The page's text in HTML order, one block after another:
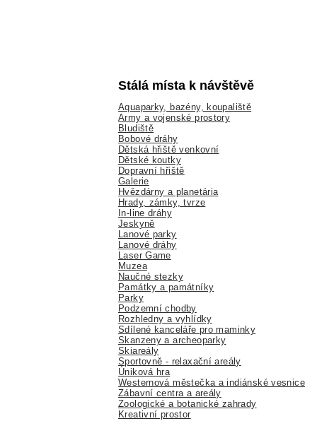
Stálá místa k návštěvě
Aquaparky, bazény, koupaliště
Army a vojenské prostory
Bludiště
Bobové dráhy
Dětská hřiště venkovní
Dětské koutky
Dopravní hřiště
Galerie
Hvězdárny a planetária
Hrady, zámky, tvrze
In-line dráhy
Jeskyně
Lanové parky
Lanové dráhy
Laser Game
Muzea
Naučné stezky
Památky a památníky
Parky
Podzemní chodby
Rozhledny a vyhlídky
Sdílené kanceláře pro maminky
Skanzeny a archeoparky
Skiareály
Sportovně - relaxační areály
Úniková hra
Westernová městečka a indiánské vesnice
Zábavní centra a areály
Zoologické a botanické zahrady
Kreativní prostor